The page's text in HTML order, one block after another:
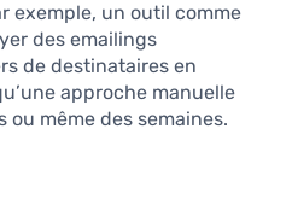
exemple, un outil comme
des emailings
de destinataires en
approche manuelle
même des semaines.